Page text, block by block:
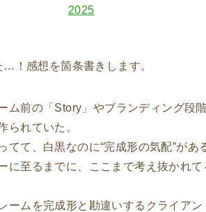
2025
！感想を箇条書きします。
ム前の「Story」やブランディング段
られていた。
てて、白黒なのに“完成形の気配”が
に至るまでに、ここまで考え抜かれ
ームを完成形と勘違いするクライア